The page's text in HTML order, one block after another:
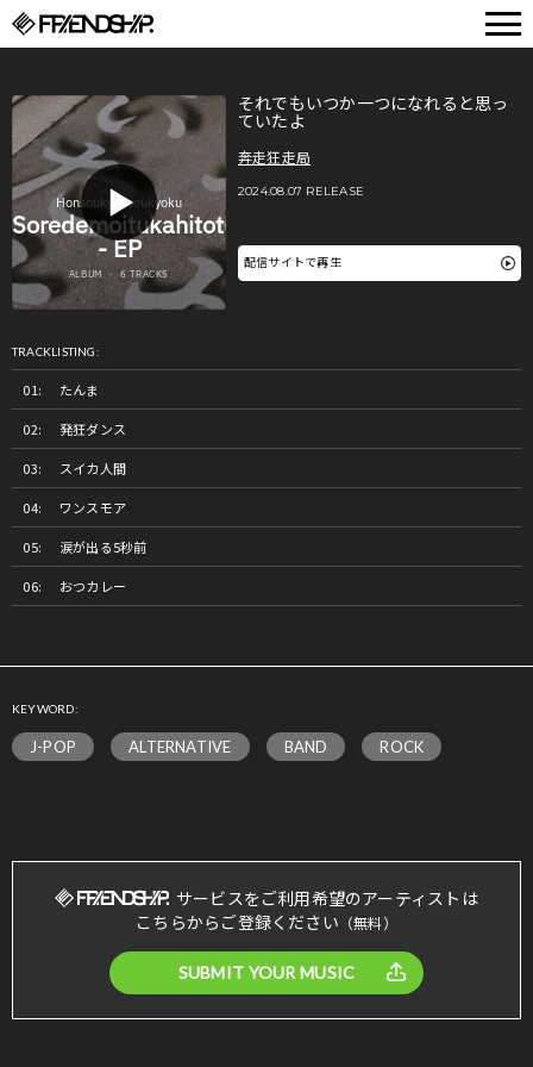
それでもいつか一つになれると思っ
ていたよ
奔走狂走局
2024.08.07 RELEASE
配信サイトで再生
TRACKLISTING:
たんま
発狂ダンス
スイカ人間
ワンスモア
涙が出る5秒前
おつカレー
KEYWORD:
J-POP ALTERNATIVE BAND ROCK
サービスをご利用希望のアーティストは
こちらからご登録ください （無料）
SUBMIT YOUR MUSIC